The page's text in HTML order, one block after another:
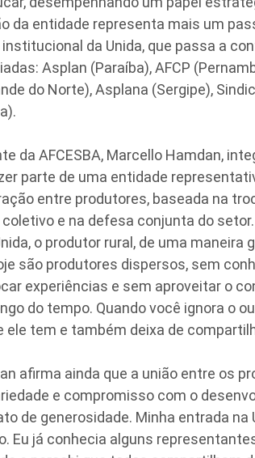
da entidade representa mais um
da Unida, que passa a
Asplan (Paraíba), AFCP
do Norte), Asplana (Sergipe),
da AFCESBA, Marcello Hamdan,
parte de uma entidade
entre produtores, baseada na
e na defesa conjunta do
o produtor rural, de uma maneira
são produtores dispersos, sem
experiências e sem aproveitar o
do tempo. Quando você ignora o
ele tem e também deixa de
afirma ainda que a união entre os
e compromisso com o
de generosidade. Minha entrada
Eu já conhecia alguns